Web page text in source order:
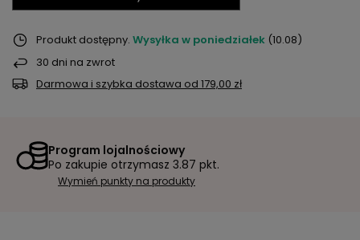
Produkt dostępny Wysyłka w poniedziałek (10.08)
30 dni na zwrot
Darmowa i szybka dostawa od 179,00 zł
Program lojalnościowy
Po zakupie otrzymasz 3.87 pkt.
Wymień punkty na produkty